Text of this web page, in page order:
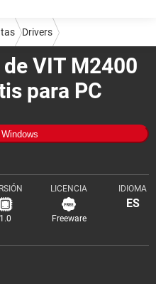
VIT M2400
para PC
1.0
LICENCIA
Freeware
IDIOMA
ES
Drivers